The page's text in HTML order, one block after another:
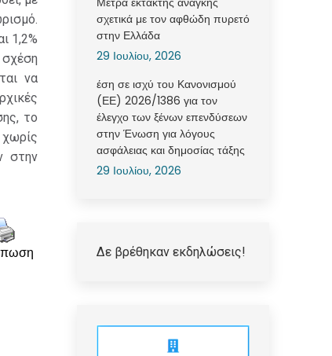
1,2%
σχέση
να
το
χωρίς
στην
σχετικά με τον αφθώδη πυρετό
στην Ελλάδα
29 Ιουλίου, 2026
έση σε ισχύ του Κανονισμού
(ΕΕ) 2026/1386 για τον
έλεγχο των ξένων επενδύσεων
στην Ένωση για λόγους
ασφάλειας και δημοσίας τάξης
29 Ιουλίου, 2026
Δε βρέθηκαν εκδηλώσεις!